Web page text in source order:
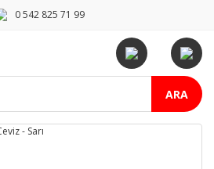
0 542 825 71 99
ARA